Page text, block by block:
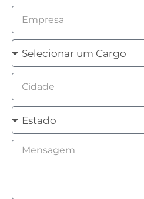
Empresa
Cargo
Cidade
Estado
Mensagem